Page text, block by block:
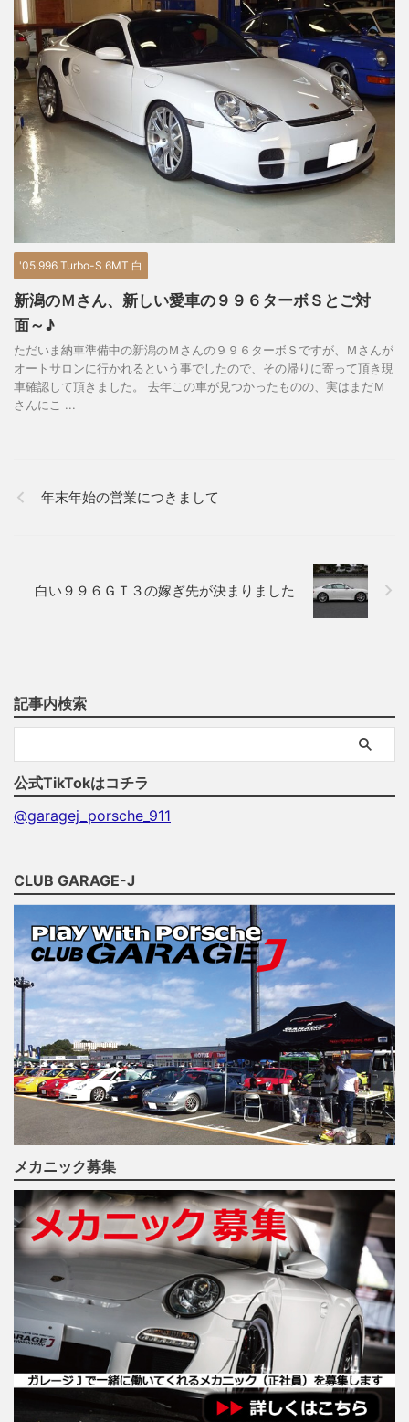
'05 996 Turbo-S 6MT 白
新潟のＭさん、新しい愛車の９９６ターボＳとご対
面～♪
ただいま納車準備中の新潟のＭさんの９９６ターボＳですが、Ｍさんが
オートサロンに行かれるという事でしたので、その帰りに寄って頂き現
車確認して頂きました。 去年この車が見つかったものの、実はまだＭ
さんにこ ...
年末年始の営業につきまして
白い９９６ＧＴ３の嫁ぎ先が決まりました
記事内検索
公式TikTokはコチラ
@garagej_porsche_911
CLUB GARAGE-J
メカニック募集